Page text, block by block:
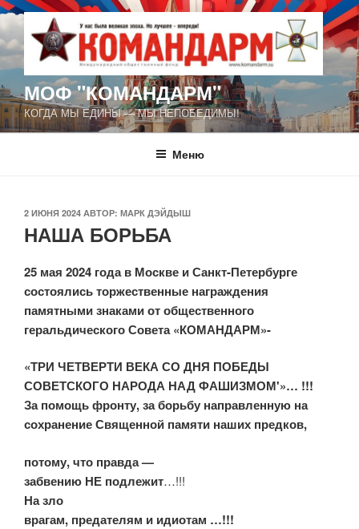
Перейти
к
содержимому
МОФ "КОМАНДАРМ"
КОГДА МЫ ЕДИНЫ — МЫ НЕПОБЕДИМЫ!
Меню
ОПУБЛИКОВАНО
2 ИЮНЯ 2024 АВТОР: МАРК ДЭЙДЫШ
НАША БОРЬБА
25 мая 2024 года в Москве и Санкт-Петербурге
состоялись торжественные награждения
памятными знаками от общественного
геральдического Совета «КОМАНДАРМ»-
«ТРИ ЧЕТВЕРТИ ВЕКА СО ДНЯ ПОБЕДЫ
СОВЕТСКОГО НАРОДА НАД ФАШИЗМОМ'»… !!!
За помощь фронту, за борьбу направленную на
сохранение Священной памяти наших предков,
потому, что правда —
забвению НЕ подлежит…!!!
На зло
врагам, предателям и идиотам …!!!